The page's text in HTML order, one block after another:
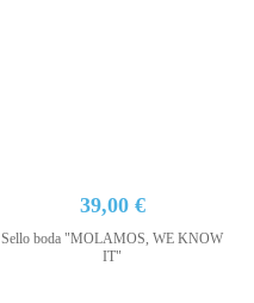
39,00 €
Sello boda "MOLAMOS, WE KNOW
IT"